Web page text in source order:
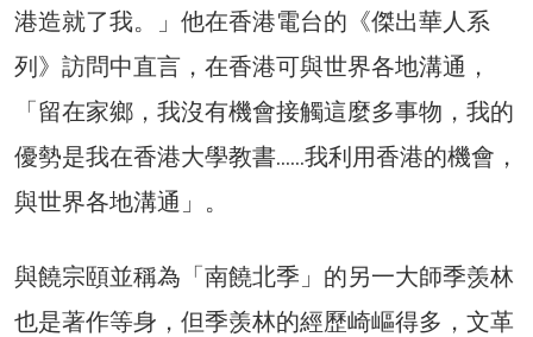
港造就了我。」他在香港電台的《傑出華人系
列》訪問中直言，在香港可與世界各地溝通，
「留在家鄉，我沒有機會接觸這麼多事物，我的
優勢是我在香港大學教書……我利用香港的機會，
與世界各地溝通」。
與饒宗頤並稱為「南饒北季」的另一大師季羡林
也是著作等身，但季羡林的經歷崎嶇得多，文革